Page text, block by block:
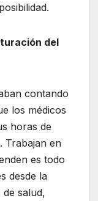
del
contando
los médicos
horas de
Trabajan en
es todo
desde la
salud,